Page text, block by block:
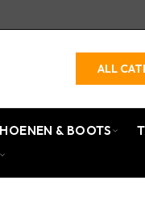
ALL
& BOOTS